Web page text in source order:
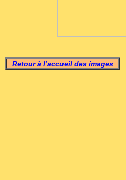
Retour à l’accueil des images